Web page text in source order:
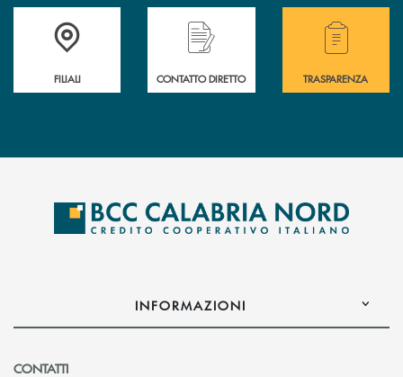
Trova la filiale più vicina a te
FILIALI
Hai bisogno di assistenza immediata ?
CONTATTO DIRETTO
Hai bisogno di
TRASPARENZA
INFORMAZIONI
CONTATTI